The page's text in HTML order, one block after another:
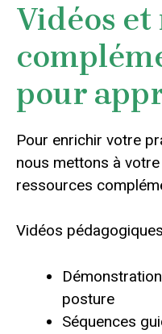
Vidéos et
pour
Pour enrichir votre
nous mettons à
ressources
Vidéos
posture
Séquences